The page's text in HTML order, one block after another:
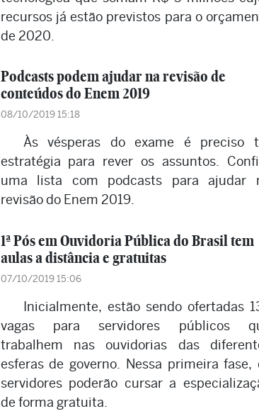
recursos já estão previstos para o
de 2020.
Podcasts podem ajudar na revisão de
conteúdos do Enem 2019
08/10/2019 15:18
Às vésperas do exame é preciso
estratégia para rever os assuntos.
uma lista com podcasts para ajudar
revisão do Enem 2019.
1ª Pós em Ouvidoria Pública do Brasil tem
aulas a distância e gratuitas
07/10/2019 15:06
Inicialmente, estão sendo ofertadas
vagas para servidores públicos
trabalhem nas ouvidorias das
esferas de governo. Nessa primeira fase,
servidores poderão cursar a
de forma gratuita.